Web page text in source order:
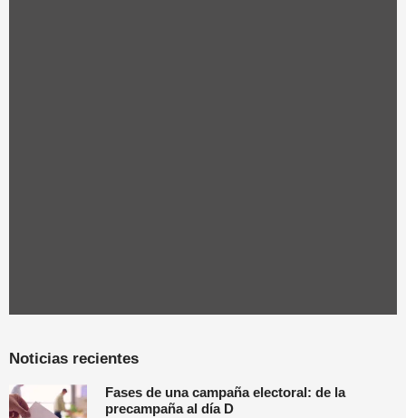
Noticias recientes
Fases de una campaña electoral: de la
precampaña al día D